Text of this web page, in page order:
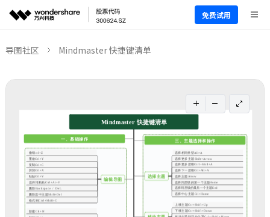
免费试用
导图社区 Mindmaster 快捷键清单